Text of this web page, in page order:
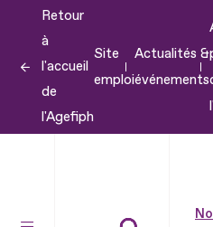
contenu
Retour
à
l'accueil
de
l'Agefiph
Site
emploi
Actualités &
événements